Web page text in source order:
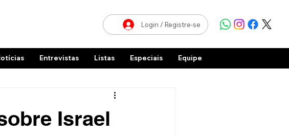
Login / Registre-se
Entrevistas Listas Especiais Equipe
Israel